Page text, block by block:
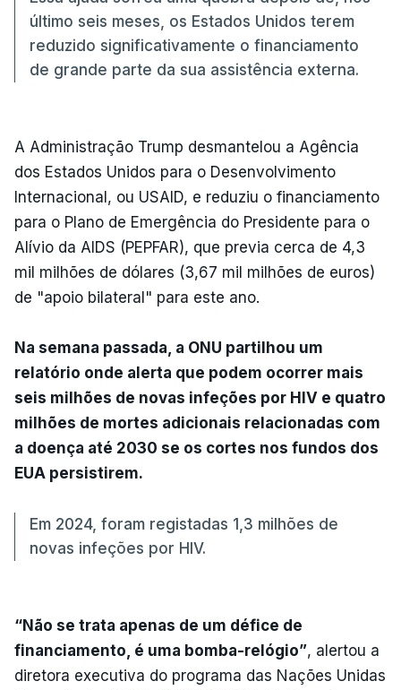
último seis meses, os Estados Unidos terem
reduzido significativamente o financiamento
de grande parte da sua assistência externa.
A Administração Trump desmantelou a Agência
dos Estados Unidos para o Desenvolvimento
Internacional, ou USAID, e reduziu o financiamento
para o Plano de Emergência do Presidente para o
Alívio da AIDS (PEPFAR), que previa cerca de 4,3
mil milhões de dólares (3,67 mil milhões de euros)
de "apoio bilateral" para este ano.
Na semana passada, a ONU partilhou um
relatório onde alerta que podem ocorrer mais
seis milhões de novas infeções por HIV e quatro
milhões de mortes adicionais relacionadas com
a doença até 2030 se os cortes nos fundos dos
EUA persistirem.
Em 2024, foram registadas 1,3 milhões de
novas infeções por HIV.
“Não se trata apenas de um défice de
financiamento, é uma bomba-relógio”, alertou a
diretora executiva do programa das Nações Unidas